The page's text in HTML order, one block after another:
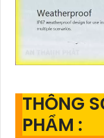
THÔNG
PHẨM :